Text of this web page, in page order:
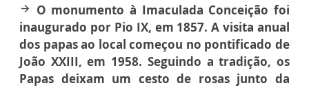
arrow_forward
O monumento à Imaculada Conceição foi
inaugurado por Pio IX, em 1857. A visita anual
dos papas ao local começou no pontificado de
João XXIII, em 1958. Seguindo a tradição, os
Papas deixam um cesto de rosas junto da